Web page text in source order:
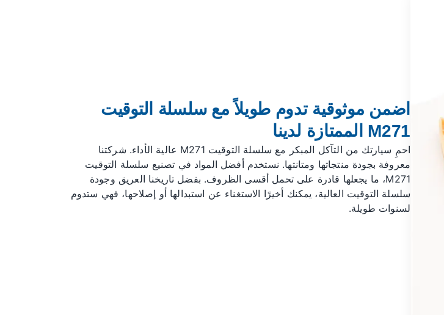
اضمن موثوقية تدوم طويلاً مع سلسلة التوقيت
M271 الممتازة لدينا
احمِ سيارتك من التآكل المبكر مع سلسلة التوقيت M271 عالية الأداء. شركتنا
معروفة بجودة منتجاتها ومتانتها. نستخدم أفضل المواد في تصنيع سلسلة التوقيت
M271، ما يجعلها قادرة على تحمل أقسى الظروف. بفضل تاريخنا العريق وجودة
سلسلة التوقيت العالية، يمكنك أخيرًا الاستغناء عن استبدالها أو إصلاحها، فهي ستدوم
لسنوات طويلة.